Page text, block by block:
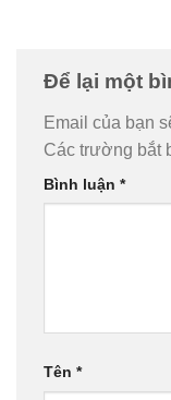
Để lại một
Email của bạn
Các trường bắt
Bình luận *
Tên *